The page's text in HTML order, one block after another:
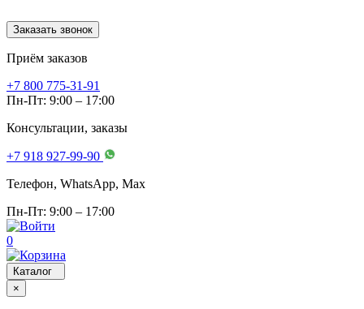
Заказать звонок
Приём заказов
+7 800 775-31-91
Пн-Пт: 9:00 – 17:00
Консультации, заказы
+7 918 927-99-90
Телефон, WhatsApp, Мах
Пн-Пт: 9:00 – 17:00
0
Каталог
×